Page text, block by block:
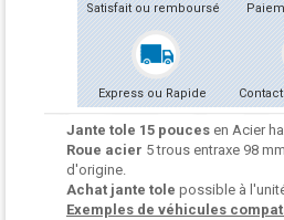
Satisfait ou remboursé
Express ou Rapide
Jante tole 15 pouces en Acier
Roue acier 5 trous entraxe 98
d'origine.
Achat jante tole possible à
Exemples de véhicules